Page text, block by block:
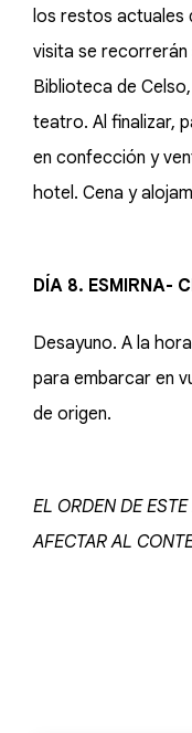
los restos actuales
visita se recorrerán
Biblioteca de
teatro. Al finalizar,
en confección y
hotel. Cena y
DÍA 8. ESMIRNA-
Desayuno. A la
para embarcar en
de origen.
EL ORDEN DE
AFECTAR AL